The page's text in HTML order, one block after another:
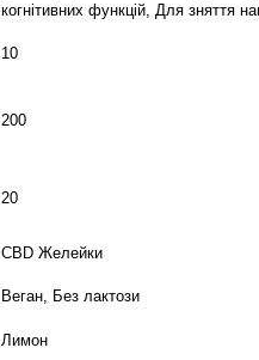
когнітивних функцій, Для зняття
10
200
20
CBD Желейки
Веган, Без лактози
Лимон